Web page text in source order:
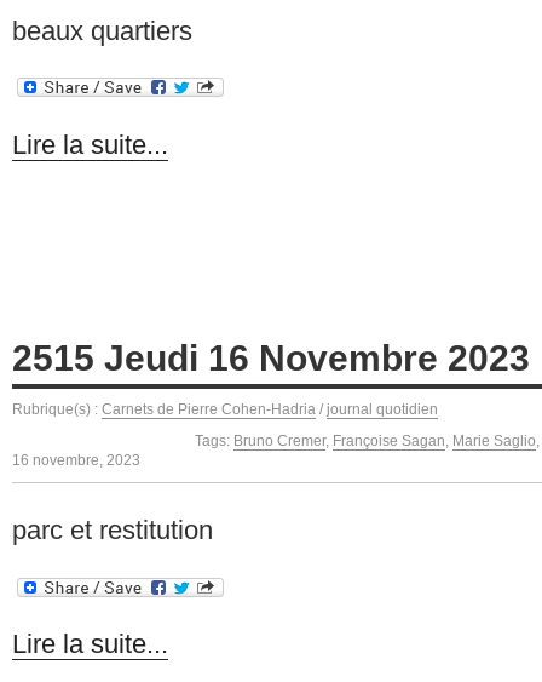
beaux quartiers
Lire la suite...
2515 Jeudi 16 Novembre 2023
Rubrique(s) : Carnets de Pierre Cohen-Hadria / journal quotidien
Tags: Bruno Cremer, Françoise Sagan Marie Saglio
16 novembre, 2023
parc et restitution
Lire la suite...